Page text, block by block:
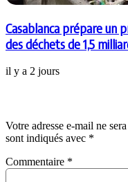
Casablanca prépare un
des déchets de 1,5
il y a 2 jours
Votre adresse e-mail ne
sont indiqués avec *
Commentaire *